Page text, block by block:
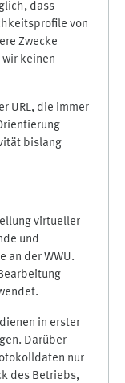
dass
von
Zwecke
keinen
URL, die immer
bislang
virtueller
und
an der WWU.
in erster
Darüber
nur
des Betriebs,